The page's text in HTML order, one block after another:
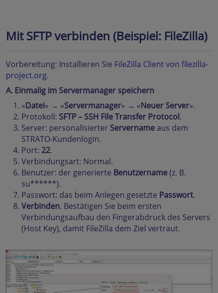
Mit SFTP verbinden (Beispiel: FileZilla)
Vorbereitung: Installieren Sie FileZilla Client von filezilla-
project.org.
A. Einmalig im Servermanager speichern
«Datei» → «Servermanager» → «Neuer Server».
Protokoll: SFTP – SSH File Transfer Protocol.
Server: personalisierter Servername aus dem
STRATO-Kundenlogin.
Port: 22.
Verbindungsart: Normal.
Benutzer: der generierte Benutzername(z. B.
su******).
Passwort: das beim Anlegen gesetzte Passwort.
Verbinden. Bestätigen Sie beim ersten
Verbindungsaufbau den Fingerabdruck des Servers
(Host Key), damit FileZilla dem Ziel vertraut.